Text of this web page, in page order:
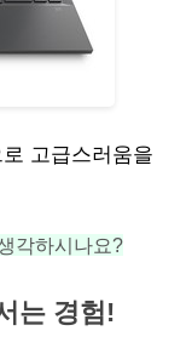
고급스러움을
각하시나요?
는 경험!